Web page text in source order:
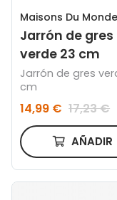
Maisons Du Monde
Jarrón de gres
verde 23 cm
Jarrón de gres
cm
14,99 € 17,23 €
AÑADIR